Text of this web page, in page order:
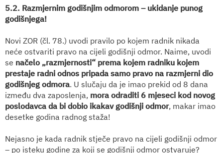
5.2. Razmjernim godišnjim odmorom – ukidanje punog
godišnjega!
Novi ZOR (čl. 78.) uvodi pravilo po kojem radnik nikada
neće ostvariti pravo na cijeli godišnji odmor. Naime, uvodi
se načelo „razmjernosti“ prema kojem radniku kojem
prestaje radni odnos pripada samo pravo na razmjerni dio
godišnjeg odmora. U slučaju da je imao prekid od 8 dana
između dva zaposlenja, mora odraditi 6 mjeseci kod novog
poslodavca da bi dobio ikakav godišnji odmor, makar imao
desetke godina radnog staža!
Nejasno je kada radnik stječe pravo na cijeli godišnji odmor
– po isteku godine za koji se godišnji odmor ostvaruje?